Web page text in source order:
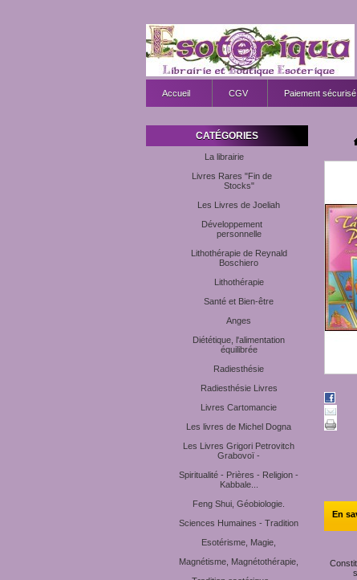
Accueil CGV Paiement sécurisé
CATÉGORIES
La librairie
Livres Rares "Fin de
Stocks"
Les Livres de Joeliah
Développement
personnelle
Lithothérapie de Reynald
Boschiero
Lithothérapie
Santé et Bien-être
Anges
Diététique, l'alimentation
équilibrée
Radiesthésie
Radiesthésie Livres
Livres Cartomancie
Les livres de Michel Dogna
Les Livres Grigori Petrovitch
Grabovoï -
Spiritualité - Prières - Religion -
Kabbale...
Feng Shui, Géobiologie.
Sciences Humaines - Tradition
Esotérisme, Magie,
Magnétisme, Magnétothérapie,
En